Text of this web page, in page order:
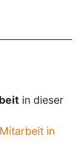
in dieser
in